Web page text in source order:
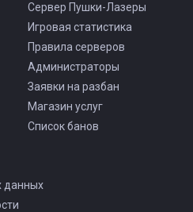
Сервер Пушки-Лазеры
Игровая статистика
Правила серверов
Администраторы
Заявки на разбан
Магазин услуг
Список банов
данных